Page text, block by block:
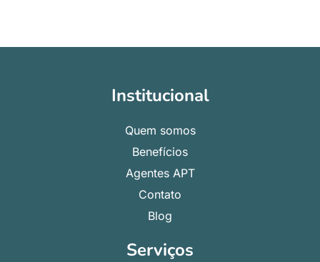
Institucional
Quem somos
Benefícios
Agentes APT
Contato
Blog
Serviços